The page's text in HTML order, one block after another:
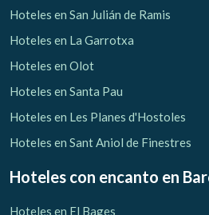
Hoteles en San Julián de Ramis
Hoteles en La Garrotxa
Hoteles en Olot
Hoteles en Santa Pau
Hoteles en Les Planes d'Hostoles
Hoteles en Sant Aniol de Finestres
Hoteles con encanto en
Hoteles en El Bages